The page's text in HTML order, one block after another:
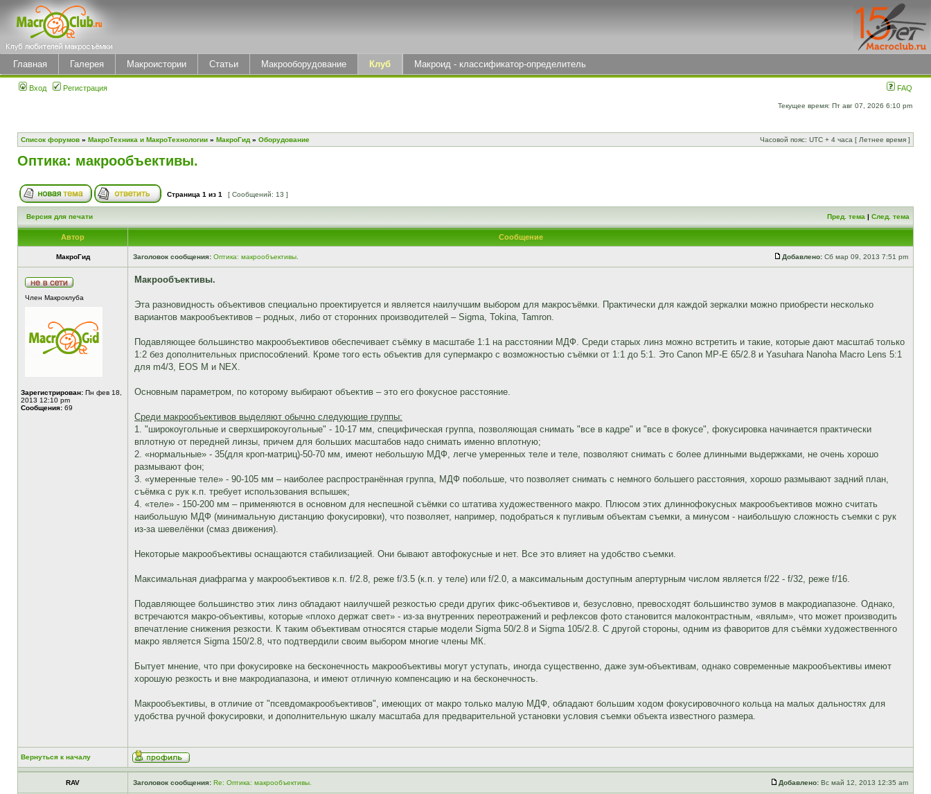
Главная Галерея Макроистории Статьи Макрооборудование Клуб Макроид - классификатор-определитель
Вход Регистрация FAQ
Текущее время: Пт авг 07, 2026 6:10 pm
Список форумов » МакроТехника и МакроТехнологии » МакроГид » Оборудование Часовой пояс: UTC + 4 часа [ Летнее время ]
Оптика: макрообъективы.
Страница 1 из 1 [ Сообщений: 13 ]
Версия для печати Пред. тема | След. тема
Автор Сообщение
МакроГид Заголовок сообщения: Оптика: макрообъективы. Добавлено: Сб мар 09, 2013 7:51 pm
Член Макроклуба
Зарегистрирован: Пн фев 18,
2013 12:10 pm
Сообщения: 69
Макрообъективы.
Эта разновидность объективов специально проектируется и является наилучшим выбором для макросъёмки. Практически для каждой зеркалки можно приобрести несколько
вариантов макрообъективов – родных, либо от сторонних производителей – Sigma, Tokina, Tamron.
Подавляющее большинство макрообъективов обеспечивает съёмку в масштабе 1:1 на расстоянии МДФ. Среди старых линз можно встретить и такие, которые дают масштаб только
1:2 без дополнительных приспособлений. Кроме того есть объектив для супермакро с возможностью съёмки от 1:1 до 5:1. Это Canon MP-E 65/2.8 и Yasuhara Nanoha Macro Lens 5:1
для m4/3, EOS M и NEX.
Основным параметром, по которому выбирают объектив – это его фокусное расстояние.
Среди макрообъективов выделяют обычно следующие группы:
1. "широкоугольные и сверхширокоугольные" - 10-17 мм, специфическая группа, позволяющая снимать "все в кадре" и "все в фокусе", фокусировка начинается практически
вплотную от передней линзы, причем для больших масштабов надо снимать именно вплотную;
2. «нормальные» - 35(для кроп-матриц)-50-70 мм, имеют небольшую МДФ, легче умеренных теле и теле, позволяют снимать с более длинными выдержками, не очень хорошо
размывают фон;
3. «умеренные теле» - 90-105 мм – наиболее распространённая группа, МДФ побольше, что позволяет снимать с немного большего расстояния, хорошо размывают задний план,
съёмка с рук к.п. требует использования вспышек;
4. «теле» - 150-200 мм – применяются в основном для неспешной съёмки со штатива художественного макро. Плюсом этих длиннофокусных макрообъективов можно считать
наибольшую МДФ (минимальную дистанцию фокусировки), что позволяет, например, подобраться к пугливым объектам съемки, а минусом - наибольшую сложность съемки с рук
из-за шевелёнки (смаз движения).
Некоторые макрообъективы оснащаются стабилизацией. Они бывают автофокусные и нет. Все это влияет на удобство съемки.
Максимальная диафрагма у макрообъективов к.п. f/2.8, реже f/3.5 (к.п. у теле) или f/2.0, а максимальным доступным апертурным числом является f/22 - f/32, реже f/16.
Подавляющее большинство этих линз обладают наилучшей резкостью среди других фикс-объективов и, безусловно, превосходят большинство зумов в макродиапазоне. Однако,
встречаются макро-объективы, которые «плохо держат свет» - из-за внутренних переотражений и рефлексов фото становится малоконтрастным, «вялым», что может производить
впечатление снижения резкости. К таким объективам относятся старые модели Sigma 50/2.8 и Sigma 105/2.8. С другой стороны, одним из фаворитов для съёмки художественного
макро является Sigma 150/2.8, что подтвердили своим выбором многие члены МК.
Бытует мнение, что при фокусировке на бесконечность макрообъективы могут уступать, иногда существенно, даже зум-объективам, однако современные макрообъективы имеют
хорошую резкость и вне макродиапазона, и имеют отличную компенсацию и на бесконечность.
Макрообъективы, в отличие от "псевдомакрообъективов", имеющих от макро только малую МДФ, обладают большим ходом фокусировочного кольца на малых дальностях для
удобства ручной фокусировки, и дополнительную шкалу масштаба для предварительной установки условия съемки объекта известного размера.
Вернуться к началу
RAV Заголовок сообщения: Re: Оптика: макрообъективы. Добавлено: Вс май 12, 2013 12:35 am